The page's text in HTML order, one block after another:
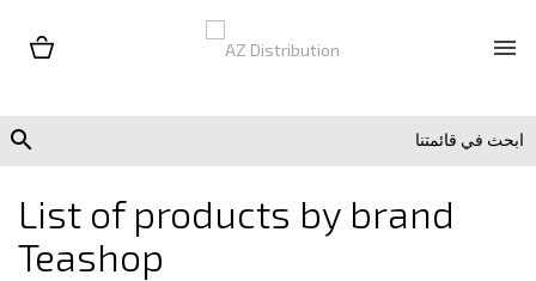


List of products by brand
Teashop